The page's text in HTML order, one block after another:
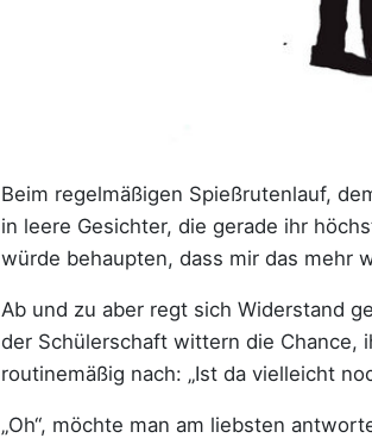
Beim regelmäßigen Spießrutenlauf,
in leere Gesichter, die gerade ihr
würde behaupten, dass mir das mehr
Ab und zu aber regt sich Widerstand
der Schülerschaft wittern die Chance,
routinemäßig nach: „Ist da vielleicht
„Oh“, möchte man am liebsten